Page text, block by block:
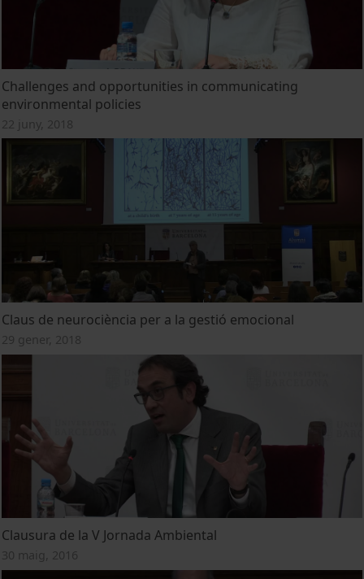
Challenges and opportunities in communicating
environmental policies
22 juny, 2018
Claus de neurociència per a la gestió emocional
29 gener, 2018
Clausura de la V Jornada Ambiental
30 maig, 2016